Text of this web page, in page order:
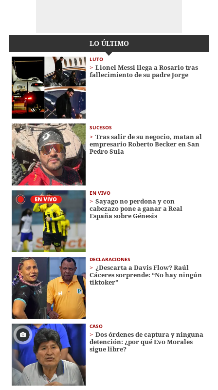
LO ÚLTIMO
LUTO
Lionel Messi llega a Rosario tras
fallecimiento de su padre Jorge
SUCESOS
Tras salir de su negocio, matan al
empresario Roberto Becker en San
Pedro Sula
EN VIVO
Sayago no perdona y con
cabezazo pone a ganar a Real
España sobre Génesis
DECLARACIONES
¿Descarta a Davis Flow? Raúl
Cáceres sorprende: “No hay ningún
tiktoker”
CASO
Dos órdenes de captura y ninguna
detención: ¿por qué Evo Morales
sigue libre?